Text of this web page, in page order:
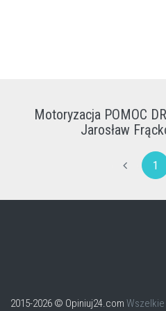
Motoryzacja POMOC
Jarosław
1
2015-2026 © Opiniuj24.com